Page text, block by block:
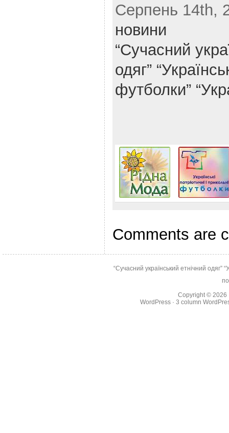
Серпень 14th,
новини
“Сучасний
одяг”
футболки”
Comments are
“Сучасний український етнічний одяг”
Copyright © 2026
WordPress ·3 column